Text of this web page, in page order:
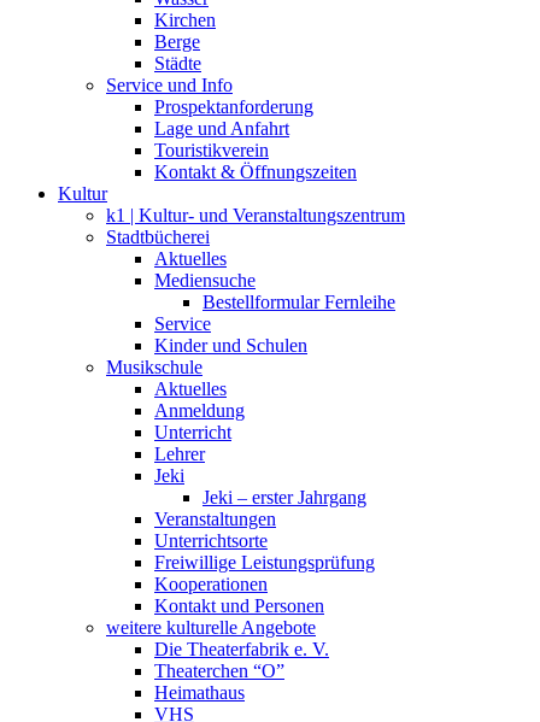
Kirchen
Berge
Städte
Service und Info
Prospektanforderung
Lage und Anfahrt
Touristikverein
Kontakt & Öffnungszeiten
Kultur
k1 | Kultur- und Veranstaltungszentrum
Stadtbücherei
Aktuelles
Mediensuche
Bestellformular Fernleihe
Service
Kinder und Schulen
Musikschule
Aktuelles
Anmeldung
Unterricht
Lehrer
Jeki
Jeki – erster Jahrgang
Veranstaltungen
Unterrichtsorte
Freiwillige Leistungsprüfung
Kooperationen
Kontakt und Personen
weitere kulturelle Angebote
Die Theaterfabrik e. V.
Theaterchen “O”
Heimathaus
VHS